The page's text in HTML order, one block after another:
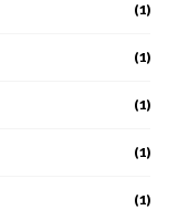
(1)
(1)
(1)
(1)
(1)